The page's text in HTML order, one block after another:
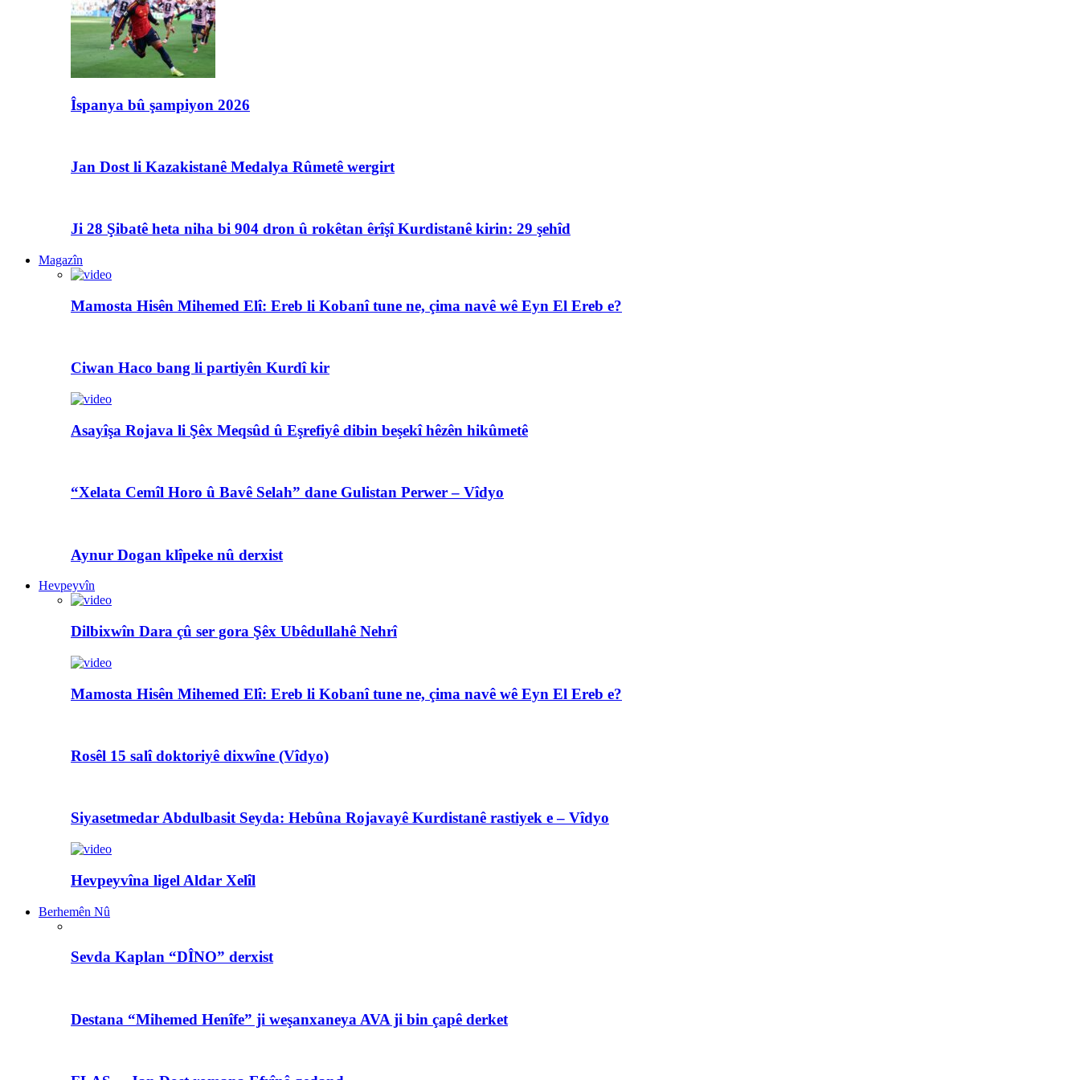
Îspanya bû şampiyon 2026
Jan Dost li Kazakistanê Medalya Rûmetê wergirt
Ji 28 Şibatê heta niha bi 904 dron û rokêtan êrîşî Kurdistanê kirin: 29 şehîd
Magazîn
Mamosta Hisên Mihemed Elî: Ereb li Kobanî tune ne, çima navê wê Eyn El Ereb e?
Ciwan Haco bang li partiyên Kurdî kir
Asayîşa Rojava li Şêx Meqsûd û Eşrefiyê dibin beşekî hêzên hikûmetê
“Xelata Cemîl Horo û Bavê Selah” dane Gulistan Perwer – Vîdyo
Aynur Dogan klîpeke nû derxist
Hevpeyvîn
Dilbixwîn Dara çû ser gora Şêx Ubêdullahê Nehrî
Mamosta Hisên Mihemed Elî: Ereb li Kobanî tune ne, çima navê wê Eyn El Ereb e?
Rosêl 15 salî doktoriyê dixwîne (Vîdyo)
Siyasetmedar Abdulbasit Seyda: Hebûna Rojavayê Kurdistanê rastiyek e – Vîdyo
Hevpeyvîna ligel Aldar Xelîl
Berhemên Nû
Sevda Kaplan “DÎNO” derxist
Destana “Mihemed Henîfe” ji weşanxaneya AVA ji bin çapê derket